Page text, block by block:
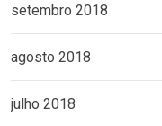
setembro 2018
agosto 2018
julho 2018